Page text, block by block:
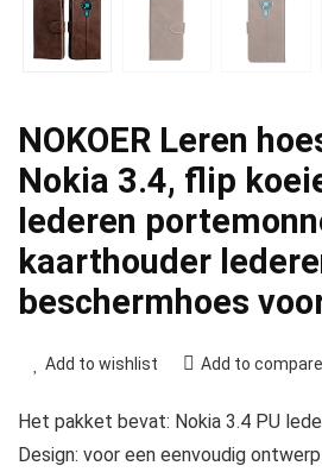
NOKOER Leren
Nokia 3.4, flip
lederen
kaarthouder
beschermhoes
Add to wishlist Add to compare
Het pakket bevat: Nokia 3.4 PU
Design: voor een eenvoudig